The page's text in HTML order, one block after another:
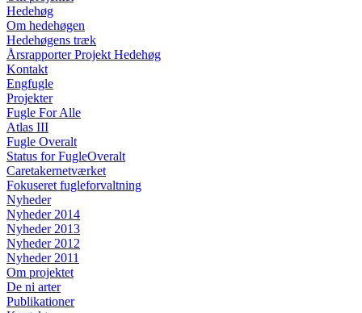
Hedehøg
Om hedehøgen
Hedehøgens træk
Årsrapporter Projekt Hedehøg
Kontakt
Engfugle
Projekter
Fugle For Alle
Atlas III
Fugle Overalt
Status for FugleOveralt
Caretakernetværket
Fokuseret fugleforvaltning
Nyheder
Nyheder 2014
Nyheder 2013
Nyheder 2012
Nyheder 2011
Om projektet
De ni arter
Publikationer